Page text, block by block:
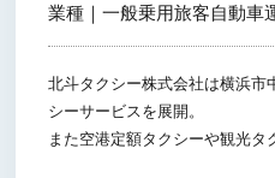
業種｜一般乗用旅客自動車
北斗タクシー株式会社は横浜市
シーサービスを展開。
また空港定額タクシーや観光タ